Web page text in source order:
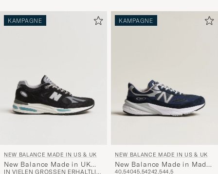
KAMPAGNE
NEW BALANCE MADE IN US & UK
New Balance Made in UK
IN VIELEN GRÖSSEN ERHÄLTLICH
KAMPAGNE
NEW BALANCE MADE IN US & UK
New Balance Made in Made
40,54045,54242,544,5